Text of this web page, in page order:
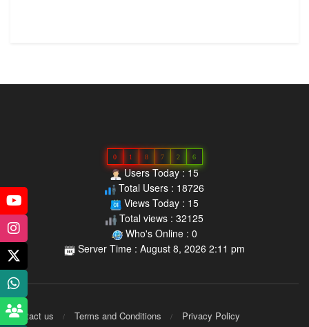
0 1 8 7 2 6
Users Today : 15
Total Users : 18726
Views Today : 15
Total views : 32125
Who's Online : 0
Server Time : August 8, 2026 2:11 pm
Contact us Terms and Conditions Privacy Policy